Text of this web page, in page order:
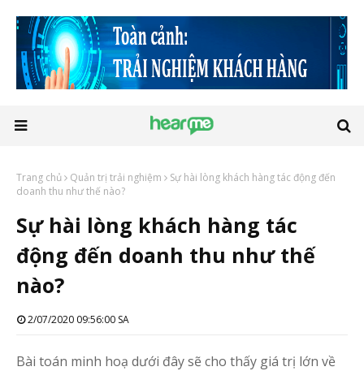
Trang chủ Quản trị trải nghiệm
Sự hài lòng khách hàng tác động đến
doanh thu như thế nào?
Sự hài lòng khách hàng tác
động đến doanh thu như thế
nào?
2/07/2020 09:56:00 SA
Bài toán minh hoạ dưới đây sẽ cho thấy giá trị lớn về